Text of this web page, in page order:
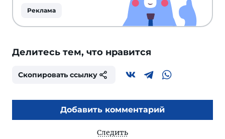
Реклама
Делитесь тем, что нравится
Скопировать ссылку
Добавить комментарий
Следить